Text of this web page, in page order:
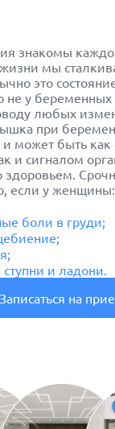
знакомы
мы
это
не у
любых
при
может быть как
и сигналом
если у женщины:
боли в груди;
и ладони.
Записаться на